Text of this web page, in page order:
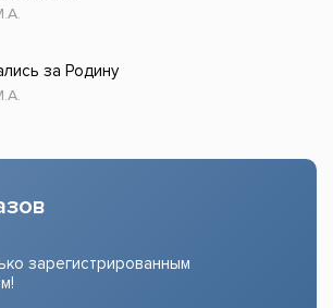
за Родину
зарегистрированным